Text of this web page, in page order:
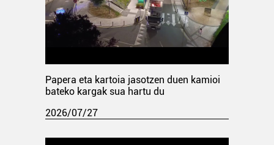
Papera eta kartoia jasotzen duen kamioi
bateko kargak sua hartu du
2026/07/27